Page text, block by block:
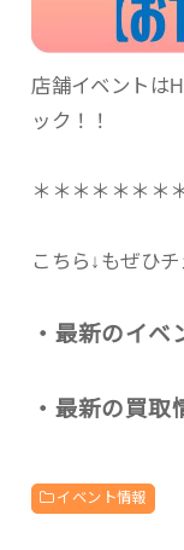
店舗イベントは
ック！！
＊＊＊＊＊＊＊
こちら↓もぜひ
・最新のイベ
・最新の買取
イベント情報